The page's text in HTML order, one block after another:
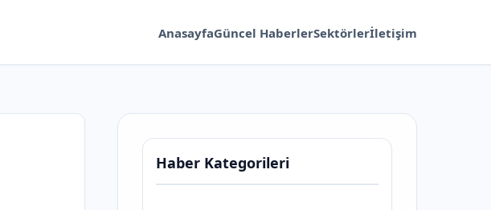
AnasayfaGüncel HaberlerSektörlerİletişim
Haber Kategorileri